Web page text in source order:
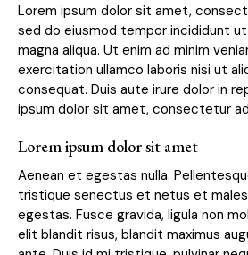
Lorem ipsum dolor sit amet,
sed do eiusmod tempor incididunt
magna aliqua. Ut enim ad minim
exercitation ullamco laboris nisi ut
consequat. Duis aute irure dolor in
ipsum dolor sit amet, consectetur
Lorem ipsum dolor sit amet
Aenean et egestas nulla.
tristique senectus et netus et
egestas. Fusce gravida, ligula non
elit blandit risus, blandit maximus